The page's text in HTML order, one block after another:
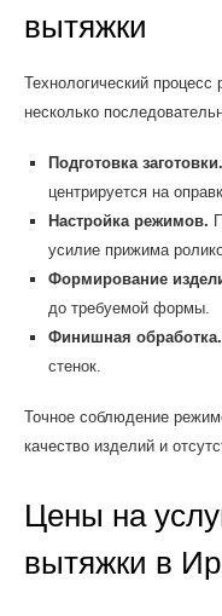
вытяжки
Технологический
несколько
Подготовка заготовки.
центрируется на
Настройка режимов.
усилие прижима
Формирование
до требуемой формы.
Финишная обработка.
стенок.
Точное соблюдение
качество изделий и
Цены на
вытяжки в